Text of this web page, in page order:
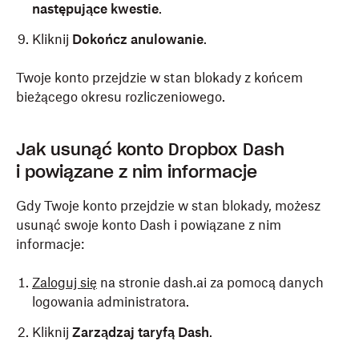
następujące kwestie.
Kliknij Dokończ anulowanie.
Twoje konto przejdzie w stan blokady z końcem
bieżącego okresu rozliczeniowego.
Jak usunąć konto Dropbox Dash
i powiązane z nim informacje
Gdy Twoje konto przejdzie w stan blokady, możesz
usunąć swoje konto Dash i powiązane z nim
informacje:
Zaloguj się na stronie dash.ai za pomocą danych
logowania administratora.
Kliknij Zarządzaj taryfą Dash.